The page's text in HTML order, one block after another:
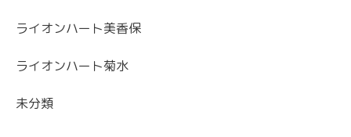
ライオンハート美香保
ライオンハート菊水
未分類